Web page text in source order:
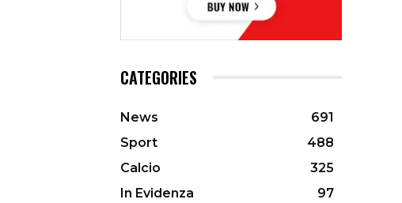
CATEGORIES
News
691
Sport
488
Calcio
325
In Evidenza
97